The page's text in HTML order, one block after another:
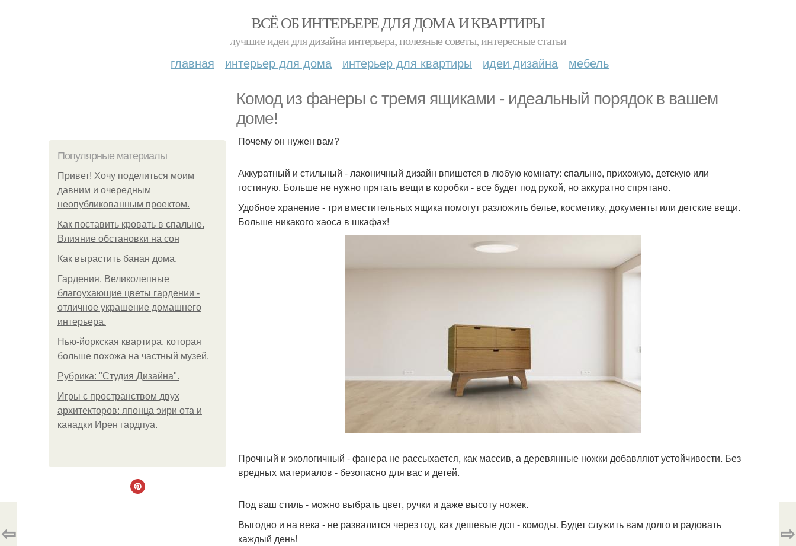
ВСЁ ОБ ИНТЕРЬЕРЕ ДЛЯ ДОМА И КВАРТИРЫ
лучшие идеи для дизайна интерьера, полезные советы, интересные статьи
главная интерьер для дома интерьер для квартиры идеи дизайна мебель
Комод из фанеры с тремя ящиками - идеальный порядок в вашем
доме!
Популярные материалы
Привет! Хочу поделиться моим
давним и очередным
неопубликованным проектом.
Как поставить кровать в спальне.
Влияние обстановки на сон
Как вырастить банан дома.
Гардения. Великолепные
благоухающие цветы гардении -
отличное украшение домашнего
интерьера.
Нью-йоркская квартира, которая
больше похожа на частный музей.
Рубрика: "Студия Дизайна".
Игры с пространством двух
архитекторов: японца эири ота и
канадки Ирен гардпуа.
Почему он нужен вам?
Аккуратный и стильный - лаконичный дизайн впишется в любую комнату: спальню, прихожую, детскую или
гостиную. Больше не нужно прятать вещи в коробки - все будет под рукой, но аккуратно спрятано.
Удобное хранение - три вместительных ящика помогут разложить белье, косметику, документы или детские вещи.
Больше никакого хаоса в шкафах!
Прочный и экологичный - фанера не рассыхается, как массив, а деревянные ножки добавляют устойчивости. Без
вредных материалов - безопасно для вас и детей.
Под ваш стиль - можно выбрать цвет, ручки и даже высоту ножек.
Выгодно и на века - не развалится через год, как дешевые дсп - комоды. Будет служить вам долго и радовать
каждый день!
⇦ ⇨